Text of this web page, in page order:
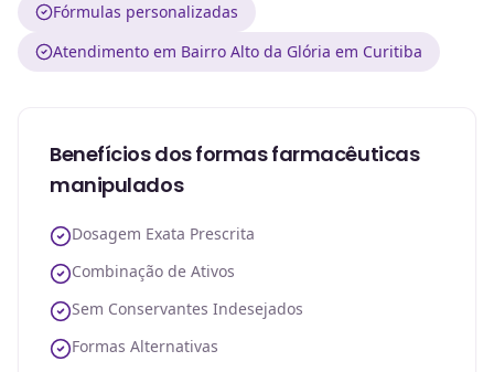
Fórmulas personalizadas
Atendimento em Bairro Alto da Glória em Curitiba
Benefícios dos formas farmacêuticas
manipulados
Dosagem Exata Prescrita
Combinação de Ativos
Sem Conservantes Indesejados
Formas Alternativas